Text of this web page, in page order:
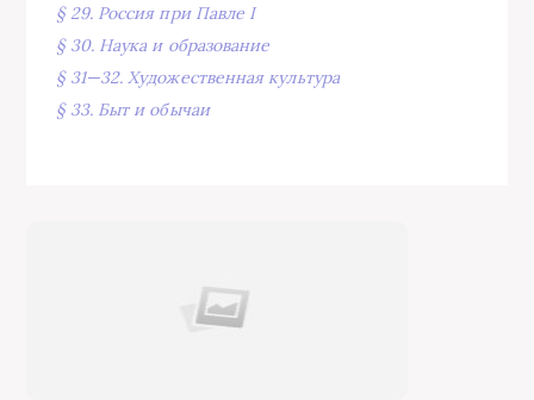
§ 29. Россия при Павле I
§ 30. Наука и образование
§ 31—32. Художественная культура
§ 33. Быт и обычаи